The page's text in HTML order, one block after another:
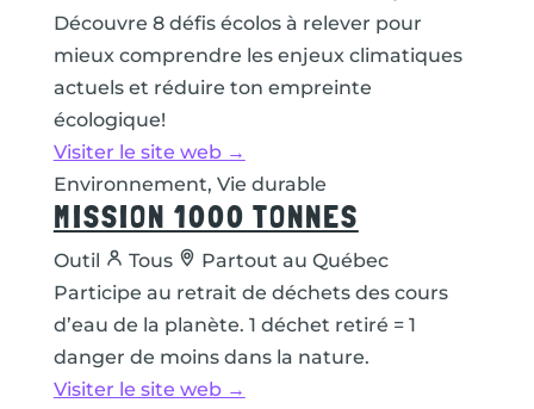
Découvre 8 défis écolos à relever pour
mieux comprendre les enjeux climatiques
actuels et réduire ton empreinte
écologique!
Visiter le site web →
Environnement, Vie durable
MISSION 1000 TONNES
Outil Tous
Partout au Québec
Participe au retrait de déchets des cours
d’eau de la planète. 1 déchet retiré = 1
danger de moins dans la nature.
Visiter le site web →